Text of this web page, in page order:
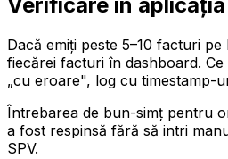
Dacă emiți peste 5–10 facturi
fiecărei facturi în dashboard.
„cu eroare", log cu timestamp-
Întrebarea de bun-simț pentru
a fost respinsă fără să intri
SPV.